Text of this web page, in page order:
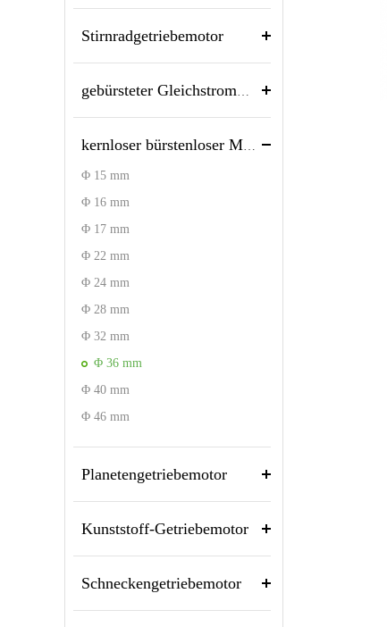
Stirnradgetriebemotor
Φ 15 mm
Φ 16 mm
Φ 17 mm
Φ 22 mm
Φ 24 mm
Φ 28 mm
Φ 32 mm
Φ 36 mm
Φ 40 mm
Φ 46 mm
Planetengetriebemotor
Kunststoff-Getriebemotor
Schneckengetriebemotor